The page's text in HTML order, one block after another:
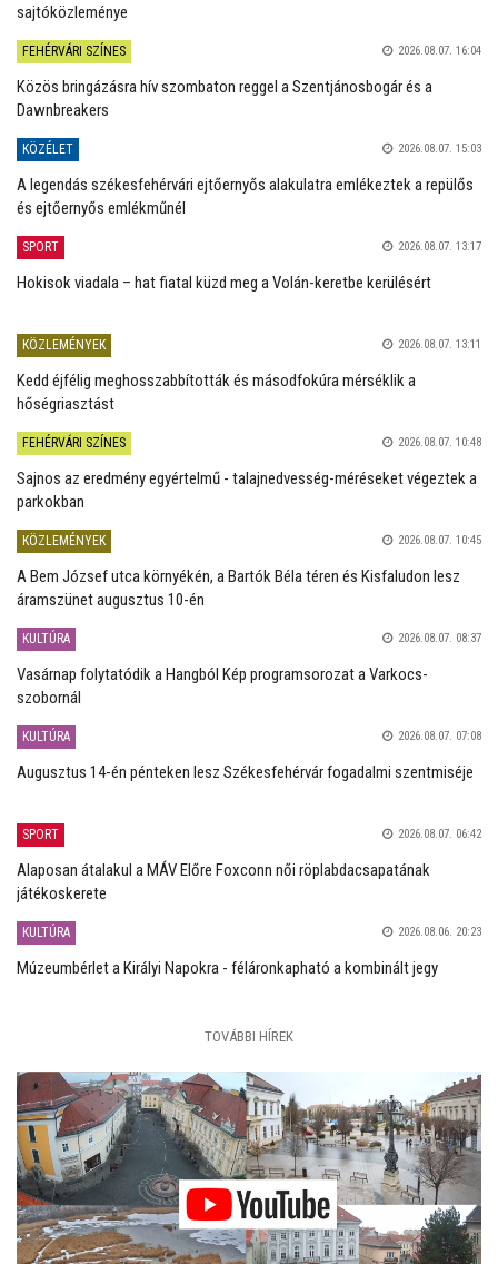
sajtóközleménye
FEHÉRVÁRI SZÍNES 2026.08.07. 16:04
Közös bringázásra hív szombaton reggel a Szentjánosbogár és a
Dawnbreakers
KÖZÉLET 2026.08.07. 15:03
A legendás székesfehérvári ejtőernyős alakulatra emlékeztek a repülős
és ejtőernyős emlékműnél
SPORT 2026.08.07. 13:17
Hokisok viadala – hat fiatal küzd meg a Volán-keretbe kerülésért
KÖZLEMÉNYEK 2026.08.07. 13:11
Kedd éjfélig meghosszabbították és másodfokúra mérséklik a
hőségriasztást
FEHÉRVÁRI SZÍNES 2026.08.07. 10:48
Sajnos az eredmény egyértelmű - talajnedvesség-méréseket végeztek a
parkokban
KÖZLEMÉNYEK 2026.08.07. 10:45
A Bem József utca környékén, a Bartók Béla téren és Kisfaludon lesz
áramszünet augusztus 10-én
KULTÚRA 2026.08.07. 08:37
Vasárnap folytatódik a Hangból Kép programsorozat a Varkocs-
szobornál
KULTÚRA 2026.08.07. 07:08
Augusztus 14-én pénteken lesz Székesfehérvár fogadalmi szentmiséje
SPORT 2026.08.07. 06:42
Alaposan átalakul a MÁV Előre Foxconn női röplabdacsapatának
játékoskerete
KULTÚRA 2026.08.06. 20:23
Múzeumbérlet a Királyi Napokra - féláronkapható a kombinált jegy
TOVÁBBI HÍREK